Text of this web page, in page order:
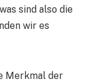
sind also die
wir es
Merkmal der